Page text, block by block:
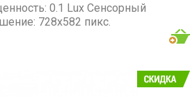
0.1 Lux Сенсорный
728x582 пикс.